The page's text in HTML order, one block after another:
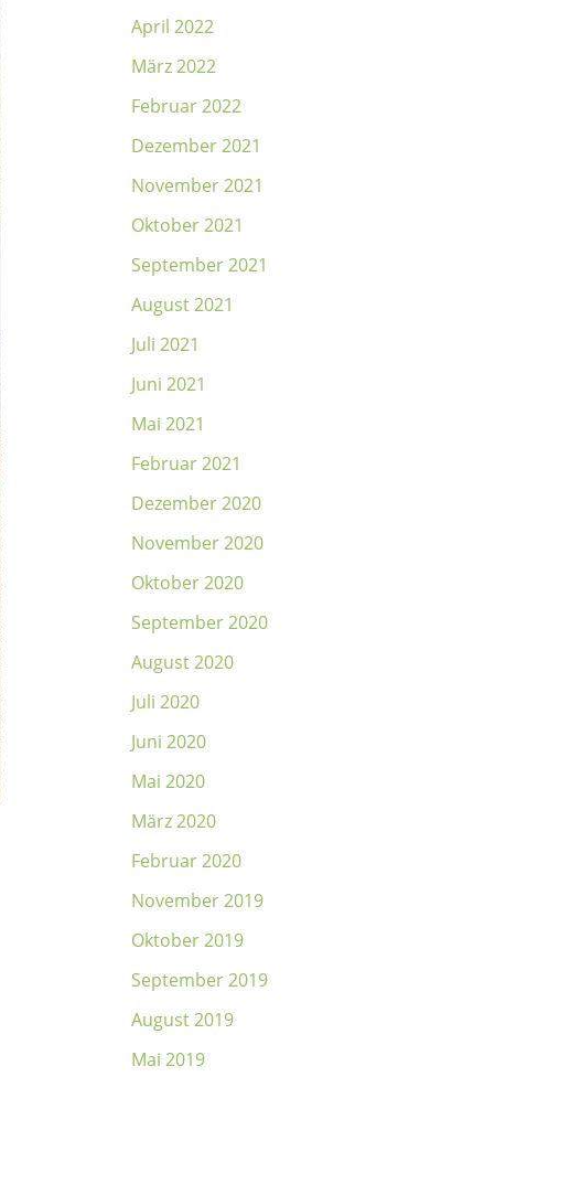
April 2022
März 2022
Februar 2022
Dezember 2021
November 2021
Oktober 2021
September 2021
August 2021
Juli 2021
Juni 2021
Mai 2021
Februar 2021
Dezember 2020
November 2020
Oktober 2020
September 2020
August 2020
Juli 2020
Juni 2020
Mai 2020
März 2020
Februar 2020
November 2019
Oktober 2019
September 2019
August 2019
Mai 2019